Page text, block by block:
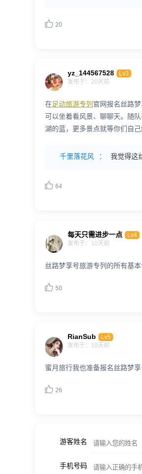
 20
yz_144567528
Lv3
发布于：20天前
在足动旅游专列 官网报名丝路
可以坐着看风景、聊聊天。随
湖的蓝，更多景点就等你们自
千里落花风 ： 我觉得这
 64
每天只需进步一点
Lv4
发布于：10天前
丝路梦享号旅游专列的所有基
 50
RianSub
Lv5
发布于：10天前
蜜月旅行我也准备报名丝路梦
 26
游客姓名
手机号码